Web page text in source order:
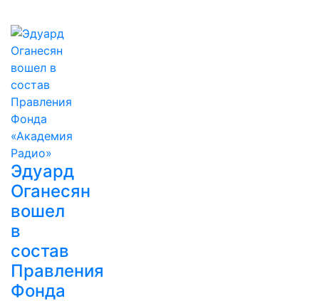
Эдуард
Оганесян
вошел
в
состав
Правления
Фонда